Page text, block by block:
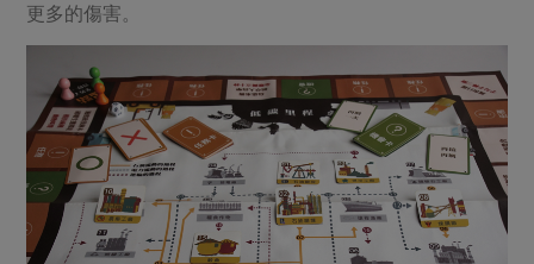
更多的傷害。